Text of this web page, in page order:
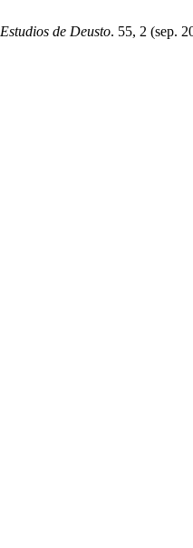
Estudios de Deusto. 55, 2 (sep.